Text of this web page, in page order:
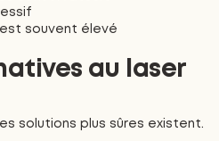
souvent élevé
au laser
solutions plus sûres existent.